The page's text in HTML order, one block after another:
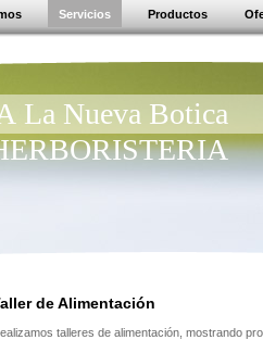
Servicios Productos
La Nueva Botica
de Alimentación
talleres de alimentación, mostrando